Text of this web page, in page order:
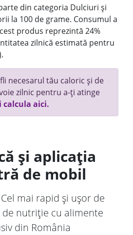
din categoria Dulciuri și
la 100 de grame. Consumul a
produs reprezintă 24%
zilnică estimată pentru
necesarul tău caloric și de
zilnic pentru a-ți atinge
calcula aici.
și aplicația
de mobil
mai rapid și ușor de
nutriție cu alimente
din România